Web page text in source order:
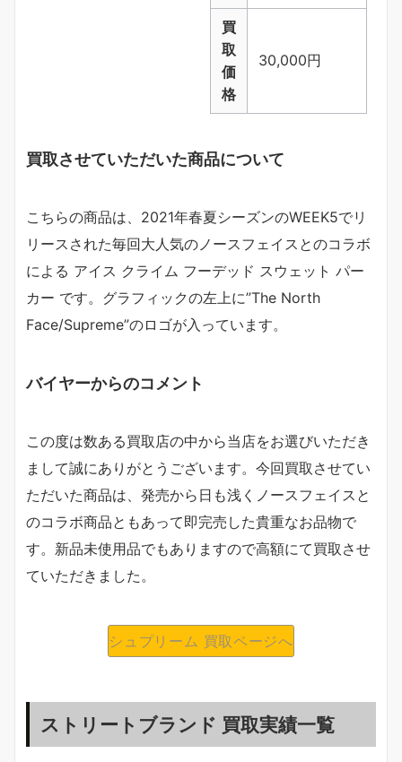
買
取
価
格
30,000円
買取させていただいた商品について
こちらの商品は、2021年春夏シーズンのWEEK5でリ
リースされた毎回大人気のノースフェイスとのコラボ
による アイス クライム フーデッド スウェット パー
カー です。グラフィックの左上に”The North
Face/Supreme”のロゴが入っています。
バイヤーからのコメント
この度は数ある買取店の中から当店をお選びいただき
まして誠にありがとうございます。今回買取させてい
ただいた商品は、発売から日も浅くノースフェイスと
のコラボ商品ともあって即完売した貴重なお品物で
す。新品未使用品でもありますので高額にて買取させ
ていただきました。
シュプリーム 買取ページへ
ストリートブランド 買取実績一覧